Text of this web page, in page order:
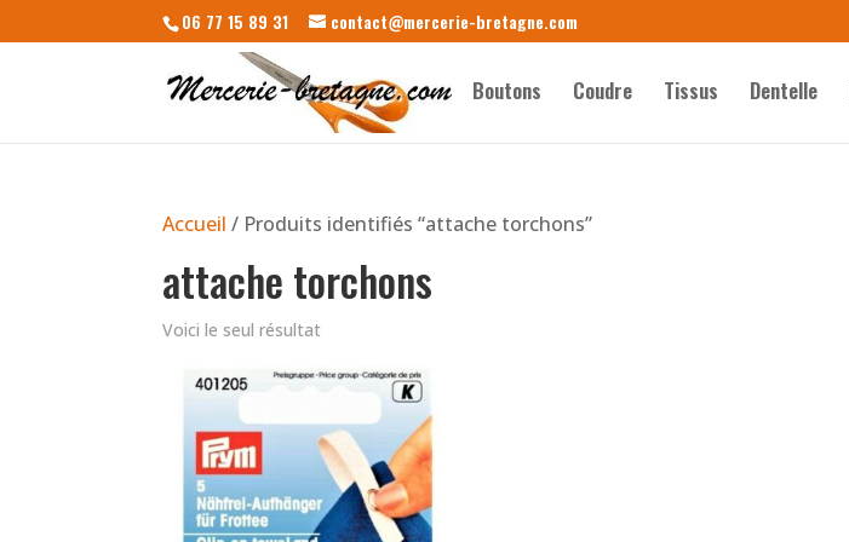
06 77 15 89 31 contact@mercerie-bretagne.com
Boutons Coudre Tissus Dentelle
Accueil / Produits identifiés “attache torchons”
attache torchons
Voici le seul résultat